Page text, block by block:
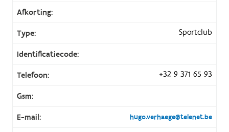
Afkorting:
Type: Sportclub
Identificatiecode:
Telefoon: +32 9 371 65 93
Gsm:
E-mail: hugo.verhaege@telenet.be